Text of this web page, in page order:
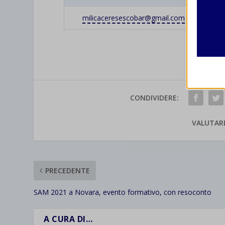
milicaceresescobar@gmail.com
CONDIVIDERE:
PRECEDENTE
SAM 2021 a Novara, evento formativo, con resoconto
A CURA DI…
wp-
I
Altri